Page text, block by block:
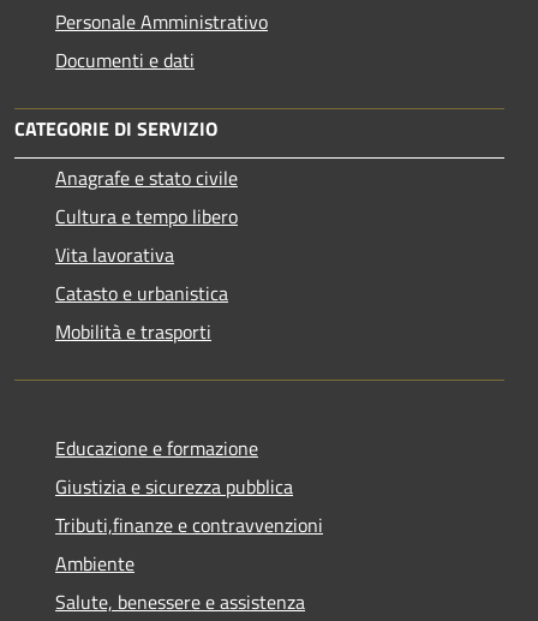
Personale Amministrativo
Documenti e dati
CATEGORIE DI SERVIZIO
Anagrafe e stato civile
Cultura e tempo libero
Vita lavorativa
Catasto e urbanistica
Mobilità e trasporti
Educazione e formazione
Giustizia e sicurezza pubblica
Tributi,finanze e contravvenzioni
Ambiente
Salute, benessere e assistenza